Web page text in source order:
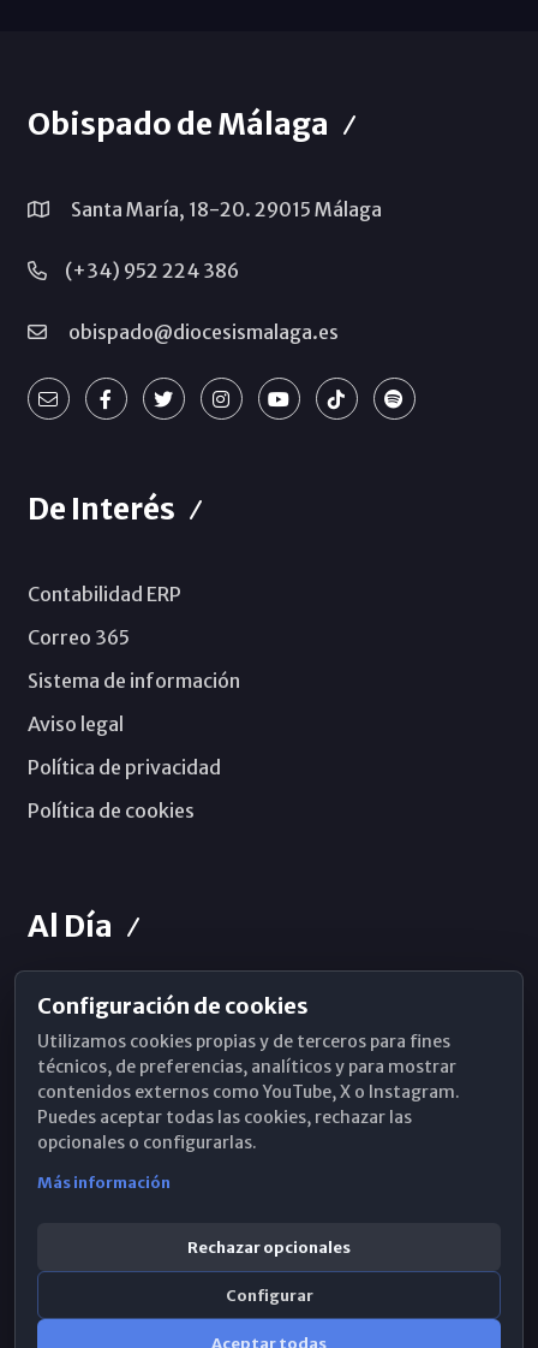
Obispado de Málaga
Santa María, 18-20. 29015 Málaga
(+34) 952 224 386
obispado@diocesismalaga.es
De Interés
Contabilidad ERP
Correo 365
Sistema de información
Aviso legal
Política de privacidad
Política de cookies
Al Día
Horarios de Misa
Hemeroteca
WhatsApp
Configuración de cookies
Utilizamos cookies propias y de terceros para fines
técnicos, de preferencias, analíticos y para mostrar
contenidos externos como YouTube, X o Instagram.
Puedes aceptar todas las cookies, rechazar las
opcionales o configurarlas.
Más información
Rechazar opcionales
Configurar
Aceptar todas